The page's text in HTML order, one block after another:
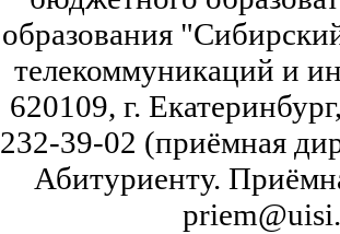
образования
телекоммуникаций и
620109, г.
232-39-02 (приёмная
Абитуриенту.